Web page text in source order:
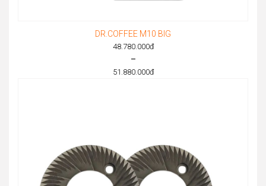
DR.COFFEE M10 BIG
48.780.000đ
–
51.880.000đ